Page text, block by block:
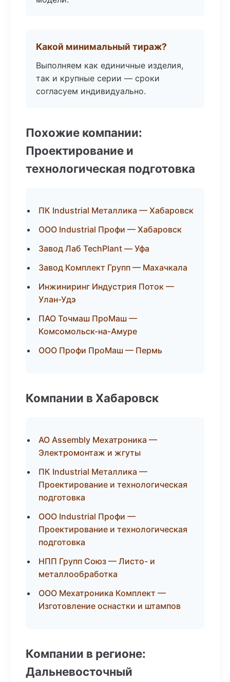
Какой минимальный тираж?
Выполняем как единичные изделия,
так и крупные серии — сроки
согласуем индивидуально.
Похожие компании:
Проектирование и
технологическая подготовка
ПК Industrial Металлика — Хабаровск
ООО Industrial Профи — Хабаровск
Завод Лаб TechPlant — Уфа
Завод Комплект Групп — Махачкала
Инжиниринг Индустрия Поток —
Улан-Удэ
ПАО Точмаш ПроМаш —
Комсомольск-на-Амуре
ООО Профи ПроМаш — Пермь
Компании в Хабаровск
АО Assembly Мехатроника —
Электромонтаж и жгуты
ПК Industrial Металлика —
Проектирование и технологическая
подготовка
ООО Industrial Профи —
Проектирование и технологическая
подготовка
НПП Групп Союз — Листо- и
металлообработка
ООО Мехатроника Комплект —
Изготовление оснастки и штампов
Компании в регионе:
Дальневосточный